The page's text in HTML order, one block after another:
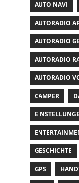
AUTO NAVI
AUTORADIO
AUTORADIO
AUTORADIO
AUTORADIO
CAMPER
GESCHICHTE
GPS